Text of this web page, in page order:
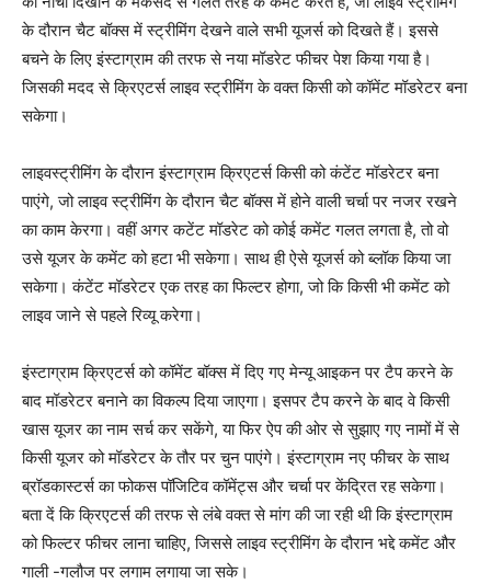
के दौरान चैट बॉक्स में स्ट्रीमिंग देखने वाले सभी यूजर्स को दिखते हैं। इससे
बचने के लिए इंस्टाग्राम की तरफ से नया मॉडरेट फीचर पेश किया गया है।
जिसकी मदद से क्रिएटर्स लाइव स्ट्रीमिंग के वक्त किसी को कॉमेंट मॉडरेटर बना
सकेगा।
लाइवस्ट्रीमिंग के दौरान इंस्टाग्राम क्रिएटर्स किसी को कंटेंट मॉडरेटर बना
पाएंगे, जो लाइव स्ट्रीमिंग के दौरान चैट बॉक्स में होने वाली चर्चा पर नजर रखने
का काम केरगा। वहीं अगर कटेंट मॉडरेट को कोई कमेंट गलत लगता है, तो वो
उसे यूजर के कमेंट को हटा भी सकेगा। साथ ही ऐसे यूजर्स को ब्लॉक किया जा
सकेगा। कंटेंट मॉडरेटर एक तरह का फिल्टर होगा, जो कि किसी भी कमेंट को
लाइव जाने से पहले रिव्यू करेगा।
इंस्टाग्राम क्रिएटर्स को कॉमेंट बॉक्स में दिए गए मेन्यू आइकन पर टैप करने के
बाद मॉडरेटर बनाने का विकल्प दिया जाएगा। इसपर टैप करने के बाद वे किसी
खास यूजर का नाम सर्च कर सकेंगे, या फिर ऐप की ओर से सुझाए गए नामों में से
किसी यूजर को मॉडरेटर के तौर पर चुन पाएंगे। इंस्टाग्राम नए फीचर के साथ
ब्रॉडकास्टर्स का फोकस पॉजिटिव कॉमेंट्स और चर्चा पर केंद्रित रह सकेगा।
बता दें कि क्रिएटर्स की तरफ से लंबे वक्त से मांग की जा रही थी कि इंस्टाग्राम
को फिल्टर फीचर लाना चाहिए, जिससे लाइव स्ट्रीमिंग के दौरान भद्दे कमेंट और
गाली -गलौज पर लगाम लगाया जा सके।